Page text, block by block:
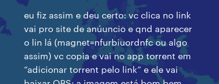
eu fiz assim e deu certo: vc clica no link
vai pro site de anúuncio e qnd aparecer
o lin lá (magnet=nfurbiuordnfc ou algo
assim) vc copia e vai no app torrent em
“adicionar torrent pelo link” e ele vai